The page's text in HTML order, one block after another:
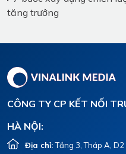
tăng trưởng
CÔNG TY CP KẾT NỐI
HÀ NỘI:
Địa chỉ:Tầng 3, Tháp A,